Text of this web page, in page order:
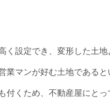
く設定でき、変形した土
業マンが好む土地であると
付くため、不動産屋にとっ